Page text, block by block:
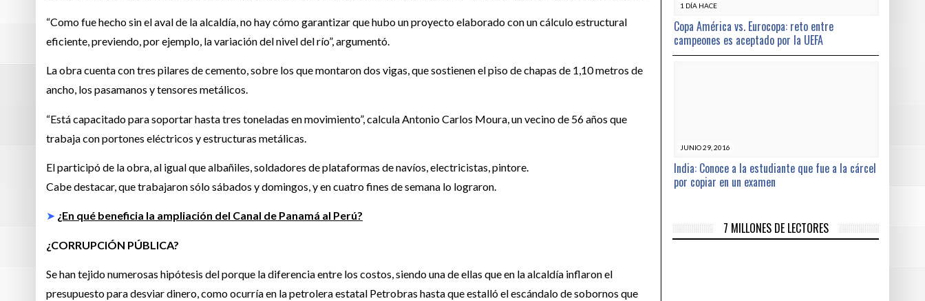
“Como fue hecho sin el aval de la alcaldía, no hay cómo garantizar que hubo un proyecto elaborado con un cálculo estructural
eficiente, previendo, por ejemplo, la variación del nivel del río”, argumentó.
La obra cuenta con tres pilares de cemento, sobre los que montaron dos vigas, que sostienen el piso de chapas de 1,10 metros de
ancho, los pasamanos y tensores metálicos.
“Está capacitado para soportar hasta tres toneladas en movimiento”, calcula Antonio Carlos Moura, un vecino de 56 años que
trabaja con portones eléctricos y estructuras metálicas.
El participó de la obra, al igual que albañiles, soldadores de plataformas de navíos, electricistas, pintore.
Cabe destacar, que trabajaron sólo sábados y domingos, y en cuatro fines de semana lo lograron.
➤ ¿En qué beneficia la ampliación del Canal de Panamá al Perú?
¿CORRUPCIÓN PÚBLICA?
Se han tejido numerosas hipótesis del porque la diferencia entre los costos, siendo una de ellas que en la alcaldía inflaron el
presupuesto para desviar dinero, como ocurría en la petrolera estatal Petrobras hasta que estalló el escándalo de sobornos que
1 DÍA HACE
Copa América vs. Eurocopa: reto entre
campeones es aceptado por la UEFA
JUNIO 29, 2016
India: Conoce a la estudiante que fue a la cárcel
por copiar en un examen
7 MILLONES DE LECTORES